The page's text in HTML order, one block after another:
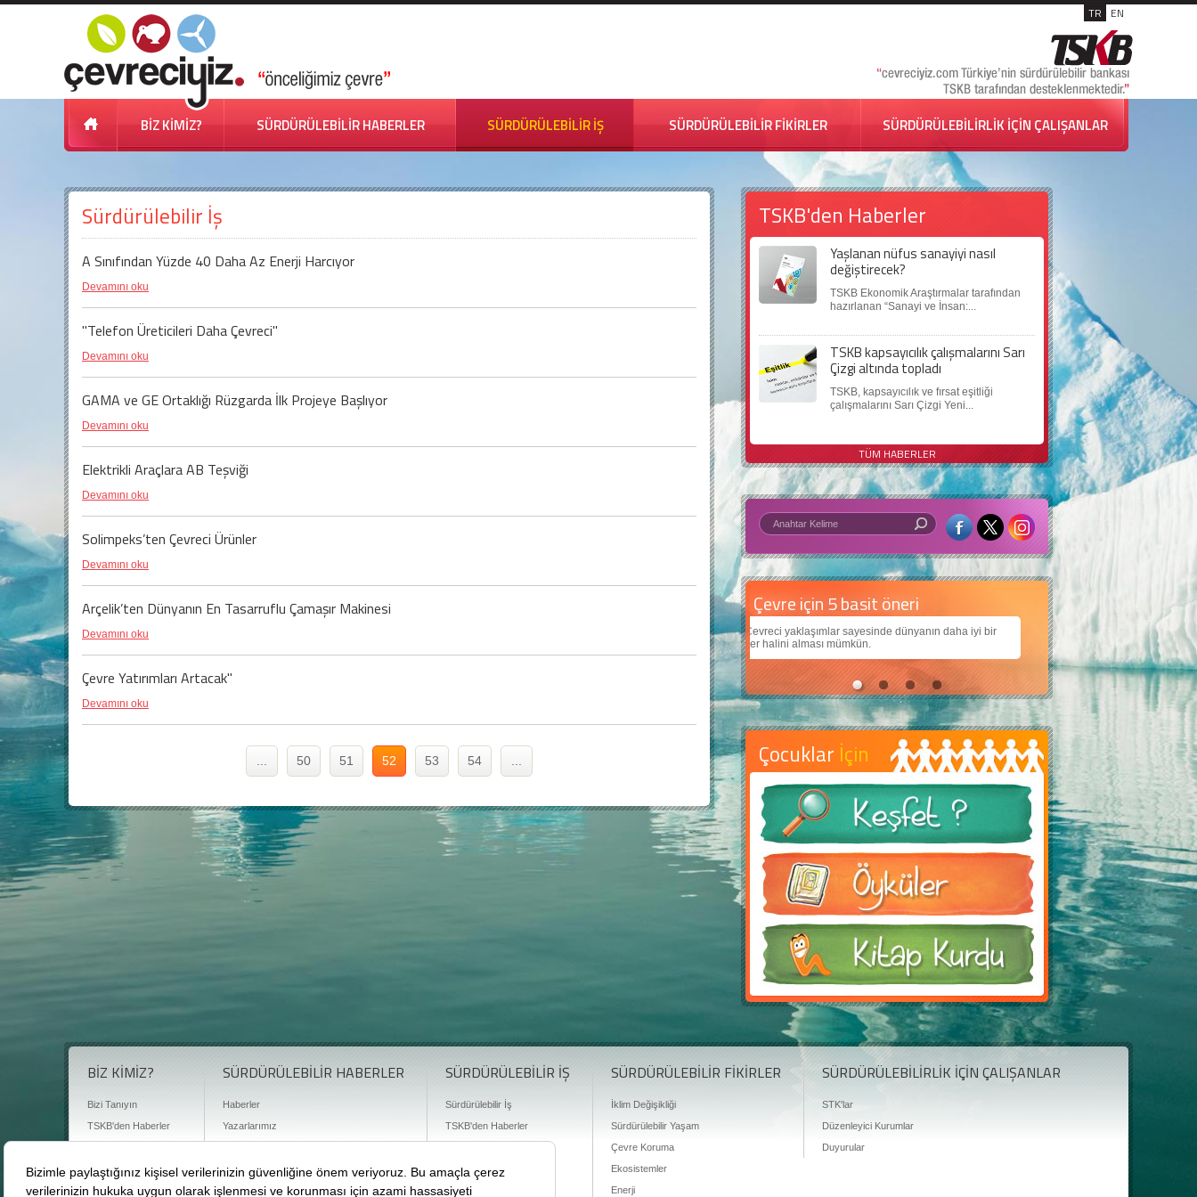
TR EN
BİZ KİMİZ? SÜRDÜRÜLEBİLİR HABERLER SÜRDÜRÜLEBİLİR İŞ SÜRDÜRÜLEBİLİR FİKİRLER SÜRDÜRÜLEBİLİRLİK İÇİN ÇALIŞANLAR
Sürdürülebilir İş
A Sınıfından Yüzde 40 Daha Az Enerji Harcıyor
Devamını oku
"Telefon Üreticileri Daha Çevreci"
Devamını oku
GAMA ve GE Ortaklığı Rüzgarda İlk Projeye Başlıyor
Devamını oku
Elektrikli Araçlara AB Teşviği
Devamını oku
Solimpeks’ten Çevreci Ürünler
Devamını oku
Arçelik’ten Dünyanın En Tasarruflu Çamaşır Makinesi
Devamını oku
Çevre Yatırımları Artacak"
Devamını oku
50 51 52 53 54
TSKB'den Haberler
Yaşlanan nüfus sanayiyi nasıl
değiştirecek?
TSKB Ekonomik Araştırmalar tarafından
hazırlanan “Sanayi ve İnsan:...
TSKB kapsayıcılık çalışmalarını Sarı
Çizgi altında topladı
TSKB, kapsayıcılık ve fırsat eşitliği
çalışmalarını Sarı Çizgi Yeni...
TÜM HABERLER
Çevre için 5 basit öneri
sayesinde dünyanın daha iyi bir
Daha iyi bir dünya için yapay zekâ
Çocuklarımıza daha güzel bir dünya bırakabilmek için
teknolojiden nasıl yararlanırız?
Çocuklar İçin
BİZ KİMİZ?
Bizi Tanıyın
TSKB'den Haberler
Basın Odası
Bize Ulaşın
SÜRDÜRÜLEBİLİR HABERLER
Haberler
Yazarlarımız
Sürdürülebilirlik Kütüphanesi
Karbon Sayacı
SÜRDÜRÜLEBİLİR İŞ
Sürdürülebilir İş
TSKB'den Haberler
SÜRDÜRÜLEBİLİR FİKİRLER
İklim Değişikliği
Sürdürülebilir Yaşam
Çevre Koruma
Ekosistemler
Enerji
SÜRDÜRÜLEBİLİRLİK İÇİN ÇALIŞANLAR
STK'lar
Düzenleyici Kurumlar
Duyurular